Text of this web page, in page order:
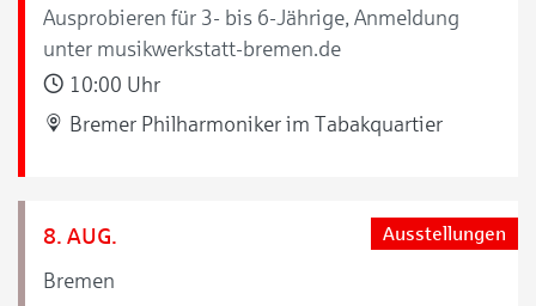
Ausprobieren für 3- bis 6-Jährige, Anmeldung
unter musikwerkstatt-bremen.de
10:00 Uhr
Bremer Philharmoniker im Tabakquartier
8. AUG.
Bremen
Ausstellungen